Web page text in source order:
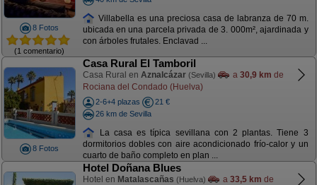
8 Fotos
(1 comentario)
Villabella es una preciosa casa de labranza de 70 m.
ubicada en una parcela privada de 3. 000m², ajardinada y
con árboles frutales. Enclavad ...
8 Fotos
Casa Rural El Tamboril
Casa Rural en Aznalcázar (Sevilla) a 30,9 km de
Rociana del Condado (Huelva)
2-6+4 plazas
21 €
26 km de Sevilla
La casa es típica sevillana con 2 plantas. Tiene 3
dormitorios dobles con aire acondicionado frío-calor y un
cuarto de baño completo en plan ...
Hotel Doñana Blues
Hotel en Matalascañas (Huelva) a 33,5 km de